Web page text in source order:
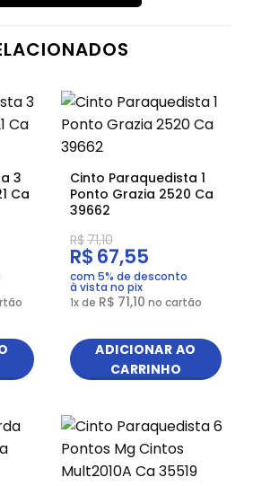
3
Ca
Cinto Paraquedista 1
Ponto Grazia 2520 Ca
39662
1x de R$ 71,10 no cartão
R$71,10
R$ 67,55
com 5% de desconto
à vista no pix
ADICIONAR AO
CARRINHO